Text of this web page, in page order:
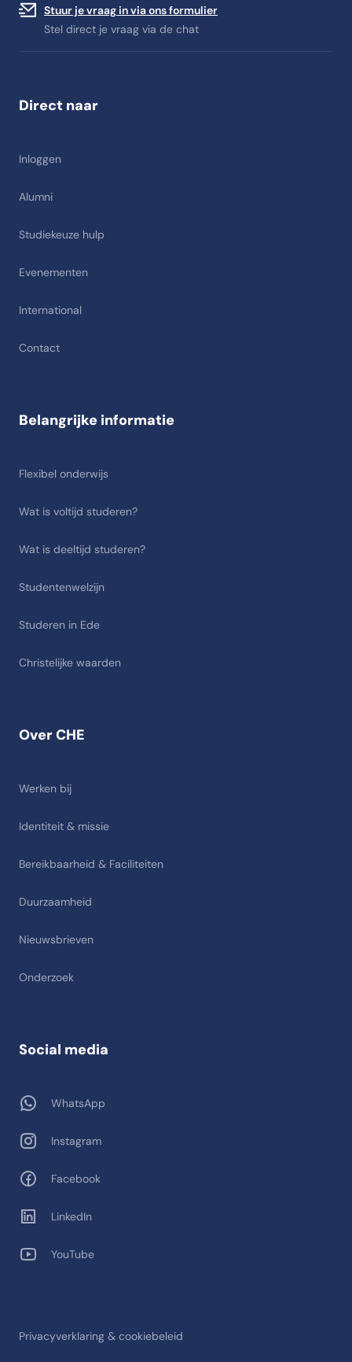
Stuur je vraag in via ons formulier
Stel direct je vraag via de chat
Direct naar
Inloggen
Alumni
Studiekeuze hulp
Evenementen
International
Contact
Over CHE
Werken bij
Identiteit & missie
Bereikbaarheid & Faciliteiten
Duurzaamheid
Nieuwsbrieven
Onderzoek
Belangrijke informatie
Flexibel onderwijs
Wat is voltijd studeren?
Wat is deeltijd studeren?
Studentenwelzijn
Studeren in Ede
Christelijke waarden
Privacyverklaring & cookiebeleid
Social media
WhatsApp
Instagram
Facebook
LinkedIn
YouTube